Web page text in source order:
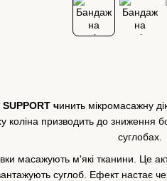
чинить мікромасажну
коліна призводить до зниження
суглобах.
масажують м'які тканини. Це
суглоб. Ефект настає